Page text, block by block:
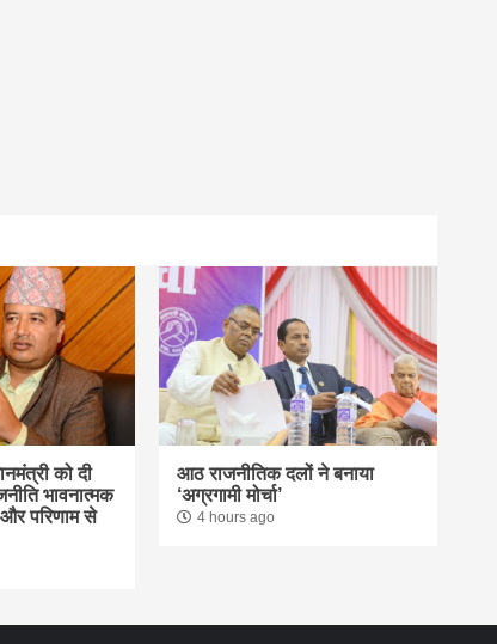
को दी
भावनात्मक
परिणाम से
आठ राजनीतिक दलों ने बनाया
‘अग्रगामी मोर्चा’
4 hours ago